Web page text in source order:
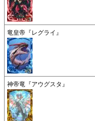
竜皇帝『レグライ』
神帝竜『アウグスタ』